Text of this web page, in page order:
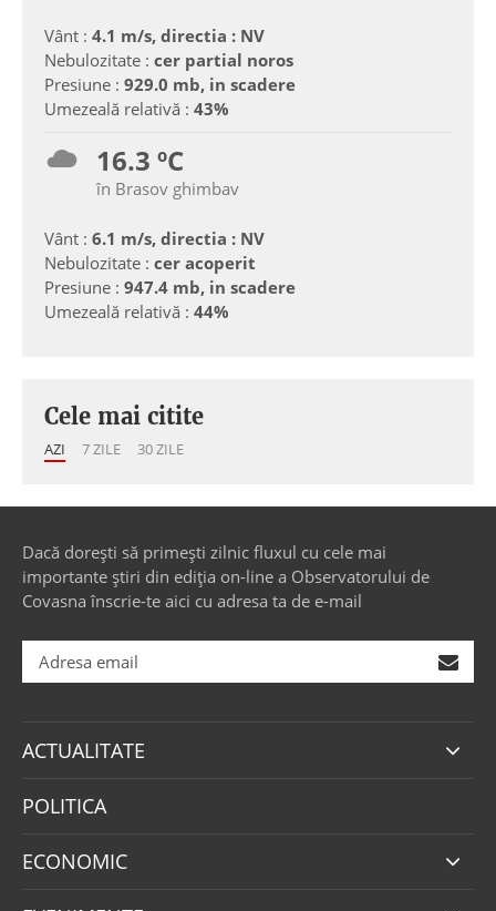
Vânt : 4.1 m/s, directia : NV
Nebulozitate : cer partial noros
Presiune : 929.0 mb, in scadere
Umezeală relativă : 43%
16.3 ºC
în Brasov ghimbav
Vânt : 6.1 m/s, directia : NV
Nebulozitate : cer acoperit
Presiune : 947.4 mb, in scadere
Umezeală relativă : 44%
Cele mai citite
AZI 7 ZILE 30 ZILE
Dacă dorești să primești zilnic fluxul cu cele mai
importante știri din ediția on-line a Observatorului de
Covasna înscrie-te aici cu adresa ta de e-mail
ACTUALITATE
POLITICA
ECONOMIC